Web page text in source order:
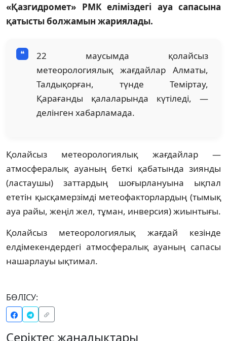
«Қазгидромет» РМК еліміздегі ауа сапасына
қатысты болжамын жариялады.
22 маусымда қолайсыз
метеорологиялық жағдайлар Алматы,
Талдықорған, түнде Теміртау,
Қарағанды ​​қалаларында күтіледі, —
делінген хабарламада.
Қолайсыз метеорологиялық жағдайлар —
атмосфералық ауаның беткі қабатында зиянды
(ластаушы) заттардың шоғырлануына ықпал
ететін қысқамерзімді метеофакторлардың (тымық
ауа райы, жеңіл жел, тұман, инверсия) жиынтығы.
Қолайсыз метеорологиялық жағдай кезінде
елдімекендердегі атмосфералық ауаның сапасы
нашарлауы ықтимал.
БӨЛІСУ:
Серіктес жаңалықтары